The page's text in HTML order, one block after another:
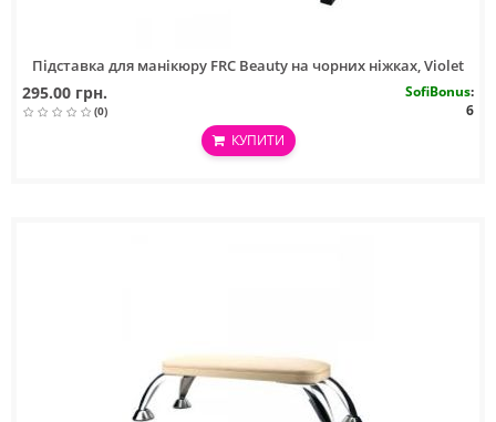
Підставка для манікюру FRC Beauty на чорних ніжках, Violet
295.00 грн.
(0)
SofiBonus:
6
КУПИТИ